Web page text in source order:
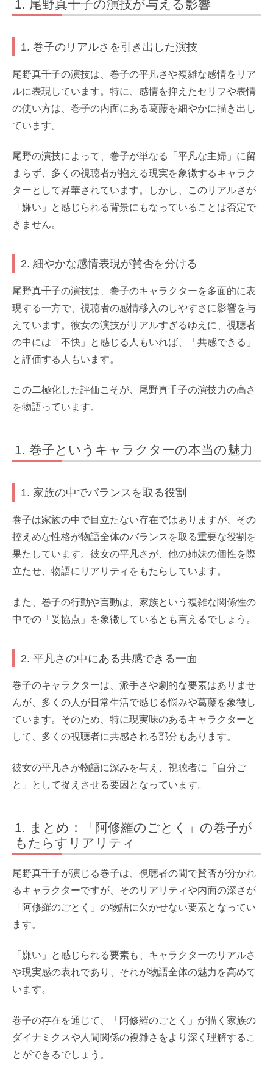
尾野真千子の演技が与える影響
1. 巻子のリアルさを引き出した演技
尾野真千子の演技は、巻子の平凡さや複雑な感情をリア
ルに表現しています。特に、感情を抑えたセリフや表情
の使い方は、巻子の内面にある葛藤を細やかに描き出し
ています。
尾野の演技によって、巻子が単なる「平凡な主婦」に留
まらず、多くの視聴者が抱える現実を象徴するキャラク
ターとして昇華されています。しかし、このリアルさが
「嫌い」と感じられる背景にもなっていることは否定で
きません。
2. 細やかな感情表現が賛否を分ける
尾野真千子の演技は、巻子のキャラクターを多面的に表
現する一方で、視聴者の感情移入のしやすさに影響を与
えています。彼女の演技がリアルすぎるゆえに、視聴者
の中には「不快」と感じる人もいれば、「共感できる」
と評価する人もいます。
この二極化した評価こそが、尾野真千子の演技力の高さ
を物語っています。
巻子というキャラクターの本当の魅力
1. 家族の中でバランスを取る役割
巻子は家族の中で目立たない存在ではありますが、その
控えめな性格が物語全体のバランスを取る重要な役割を
果たしています。彼女の平凡さが、他の姉妹の個性を際
立たせ、物語にリアリティをもたらしています。
また、巻子の行動や言動は、家族という複雑な関係性の
中での「妥協点」を象徴しているとも言えるでしょう。
2. 平凡さの中にある共感できる一面
巻子のキャラクターは、派手さや劇的な要素はありませ
んが、多くの人が日常生活で感じる悩みや葛藤を象徴し
ています。そのため、特に現実味のあるキャラクターと
して、多くの視聴者に共感される部分もあります。
彼女の平凡さが物語に深みを与え、視聴者に「自分ご
と」として捉えさせる要因となっています。
まとめ：「阿修羅のごとく」の巻子が
もたらすリアリティ
尾野真千子が演じる巻子は、視聴者の間で賛否が分かれ
るキャラクターですが、そのリアリティや内面の深さが
「阿修羅のごとく」の物語に欠かせない要素となってい
ます。
「嫌い」と感じられる要素も、キャラクターのリアルさ
や現実感の表れであり、それが物語全体の魅力を高めて
います。
巻子の存在を通じて、「阿修羅のごとく」が描く家族の
ダイナミクスや人間関係の複雑さをより深く理解するこ
とができるでしょう。